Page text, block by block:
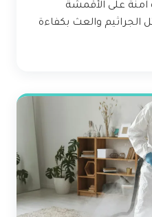
على الأقمشة
الجراثيم والعث بكفاءة